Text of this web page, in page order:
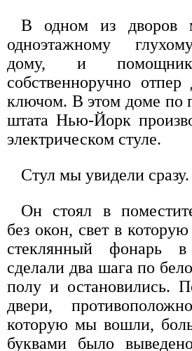
В одном из дворов
одноэтажному
дому, и помощник
собственноручно
ключом. В этом доме по
штата Нью-Йорк
электрическом стуле.
Стул мы увидели сразу.
Он стоял в
без окон, свет в
стеклянный фонарь
сделали два шага по
полу и остановились.
двери,
которую мы вошли,
буквами было